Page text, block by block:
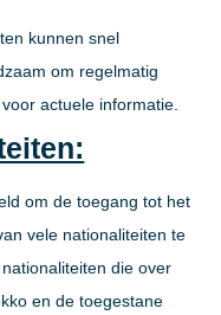
kunnen snel
om regelmatig
actuele informatie.
om de toegang tot het
vele nationaliteiten te
die over
en de toegestane